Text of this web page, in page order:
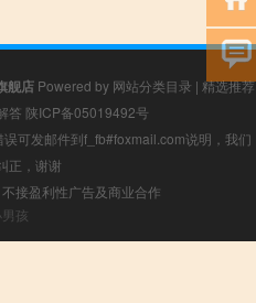
舰店Powered by 网站分类目录 | 精选推荐
答 陕ICP备05019492号
可发邮件到f_fb#foxmail.com说明，我们
正，谢谢
接盈利性广告及商业合作
孩